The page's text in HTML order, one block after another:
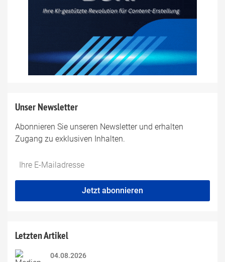
Unser Newsletter
Abonnieren Sie unseren Newsletter und erhalten
Zugang zu exklusiven Inhalten.
Do
fill
*Ihre
Mailadresse:
Jetzt abonnieren
Letzten Artikel
04.08.2026